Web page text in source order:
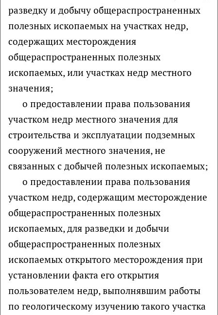
разведку и добычу общераспространенных
полезных ископаемых на участках недр,
содержащих месторождения
общераспространенных полезных
ископаемых, или участках недр местного
значения;
о предоставлении права пользования
участком недр местного значения для
строительства и эксплуатации подземных
сооружений местного значения, не
связанных с добычей полезных ископаемых;
о предоставлении права пользования
участком недр, содержащим месторождение
общераспространенных полезных
ископаемых, для разведки и добычи
общераспространенных полезных
ископаемых открытого месторождения при
установлении факта его открытия
пользователем недр, выполнявшим работы
по геологическому изучению такого участка